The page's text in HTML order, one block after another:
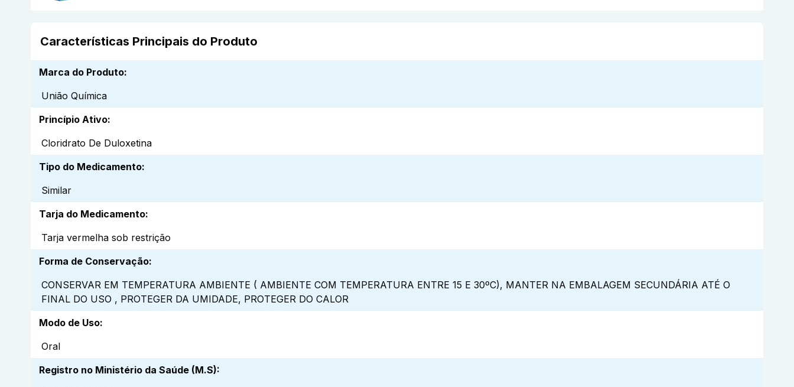
Características Principais do Produto
Marca do Produto:
União Química
Princípio Ativo:
Cloridrato De Duloxetina
Tipo do Medicamento:
Similar
Tarja do Medicamento:
Tarja vermelha sob restrição
Forma de Conservação:
CONSERVAR EM TEMPERATURA AMBIENTE ( AMBIENTE COM TEMPERATURA ENTRE 15 E 30ºC), MANTER NA EMBALAGEM SECUNDÁRIA ATÉ O
FINAL DO USO , PROTEGER DA UMIDADE, PROTEGER DO CALOR
Modo de Uso:
Oral
Registro no Ministério da Saúde (M.S):